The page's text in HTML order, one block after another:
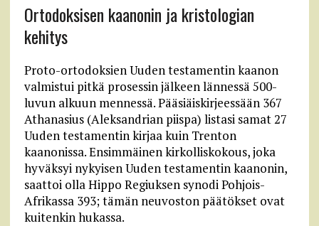
Ortodoksisen kaanonin ja kristologian
kehitys
Proto-ortodoksien Uuden testamentin kaanon
valmistui pitkä prosessin jälkeen lännessä 500-
luvun alkuun mennessä. Pääsiäiskirjeessään 367
Athanasius (Aleksandrian piispa) listasi samat 27
Uuden testamentin kirjaa kuin Trenton
kaanonissa. Ensimmäinen kirkolliskokous, joka
hyväksyi nykyisen Uuden testamentin kaanonin,
saattoi olla Hippo Regiuksen synodi Pohjois-
Afrikassa 393; tämän neuvoston päätökset ovat
kuitenkin hukassa.